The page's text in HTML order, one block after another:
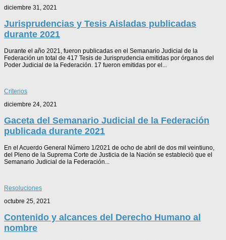
diciembre 31, 2021
Jurisprudencias y Tesis Aisladas publicadas
durante 2021
Durante el año 2021, fueron publicadas en el Semanario Judicial de la
Federación un total de 417 Tesis de Jurisprudencia emitidas por órganos del
Poder Judicial de la Federación. 17 fueron emitidas por el...
Criterios
diciembre 24, 2021
Gaceta del Semanario Judicial de la Federación
publicada durante 2021
En el Acuerdo General Número 1/2021 de ocho de abril de dos mil veintiuno,
del Pleno de la Suprema Corte de Justicia de la Nación se estableciò que el
Semanario Judicial de la Federación...
Resoluciones
octubre 25, 2021
Contenido y alcances del Derecho Humano al
nombre